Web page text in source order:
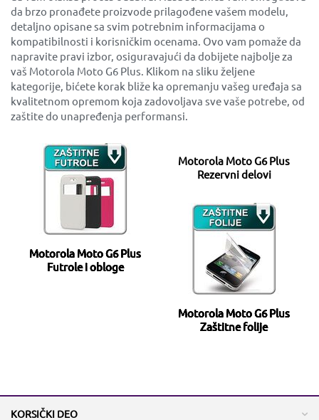
da brzo pronađete proizvode prilagođene vašem modelu,
detaljno opisane sa svim potrebnim informacijama o
kompatibilnosti i korisničkim ocenama. Ovo vam pomaže da
napravite pravi izbor, osiguravajući da dobijete najbolje za
vaš Motorola Moto G6 Plus. Klikom na sliku željene
kategorije, bićete korak bliže ka opremanju vašeg uređaja sa
kvalitetnom opremom koja zadovoljava sve vaše potrebe, od
zaštite do unapređenja performansi.
Motorola Moto G6 Plus
Futrole i obloge
Motorola Moto G6 Plus
Rezervni delovi
Motorola Moto G6 Plus
Zaštitne folije
KORSIČKI DEO